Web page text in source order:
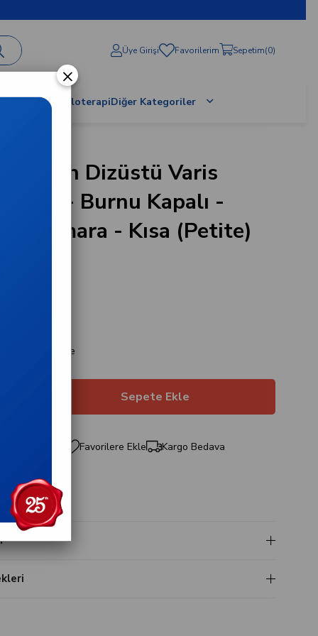
Üye Girişi Favorilerim Sepetim 0
Terapi / ProloterapiDiğer Kategoriler
Cotton Dizüstü Varis
CCL2 - Burnu Kapalı -
7 Numara - Kısa (Petite)
taksitlerle
Favorilere Ekle Kargo Bedava
×